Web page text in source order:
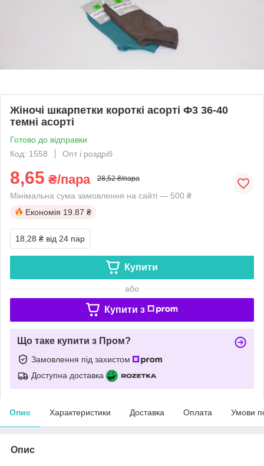
Жіночі шкарпетки короткі асорті Ф3 36-40
темні асорті
Готово до відправки
Код: 1558
Опт і роздріб
8,65 ₴/пара 28,52 ₴/пара
Мінімальна сума замовлення на сайті — 500 ₴
Економія 19.87 ₴
18,28 ₴ від 24 пар
Купити
або
Купити з
Що таке купити з Пром?
Замовлення під захистом
Доступна доставка
Опис Характеристики Доставка Оплата Умови
Опис